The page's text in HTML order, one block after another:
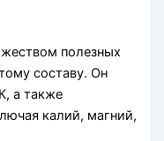
полезных
составу. Он
а также
калий, магний,